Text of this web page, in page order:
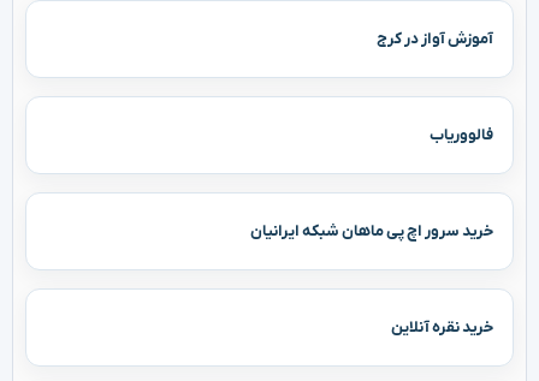
آموزش آواز در کرج
فالووریاب
خرید سرور اچ پی ماهان شبکه ایرانیان
خرید نقره آنلاین